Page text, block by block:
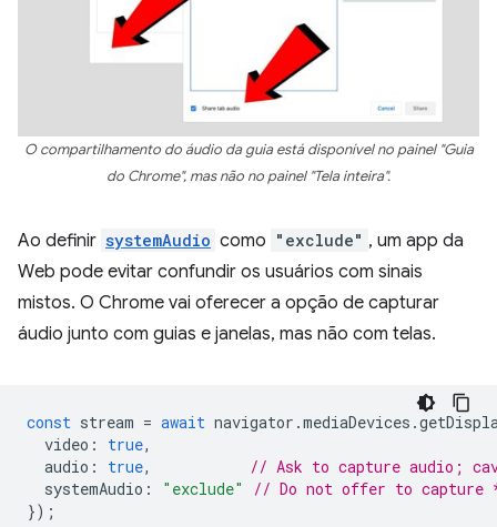
O compartilhamento do áudio da guia está disponível no painel "Guia
do Chrome", mas não no painel "Tela inteira".
Ao definir systemAudio como "exclude" , um app da
Web pode evitar confundir os usuários com sinais
mistos. O Chrome vai oferecer a opção de capturar
áudio junto com guias e janelas, mas não com telas.
const stream = await navigator .mediaDevices .
video : true,
audio : true,
// Ask to capture audio;
systemAudio : "exclude"
// Do not offer to capture
});